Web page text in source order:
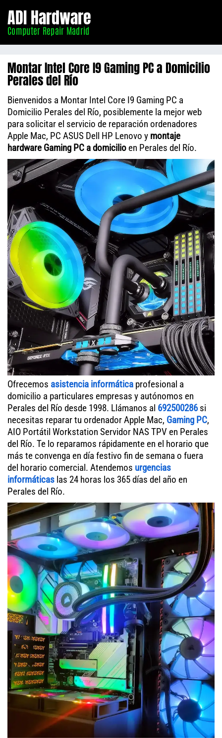
Madrid
ADI Hardware
Computer Repair Madrid
Montar Intel Core I9 Gaming PC a Domicilio
Perales del Río
Bienvenidos a Montar Intel Core I9 Gaming PC a
Domicilio Perales del Río, posiblemente la mejor web
para solicitar el servicio de reparación ordenadores
Apple Mac, PC ASUS Dell HP Lenovo y montaje
hardware Gaming PC a domicilio en Perales del Río.
Ofrecemos asistencia informática profesional a
domicilio a particulares empresas y autónomos en
Perales del Río desde 1998. Llámanos al 692500286si
necesitas reparar tu ordenador Apple Mac, Gaming PC,
AIO Portátil Workstation Servidor NAS TPV en Perales
del Río. Te lo reparamos rápidamente en el horario que
más te convenga en día festivo fin de semana o fuera
del horario comercial. Atendemos urgencias
informáticas las 24 horas los 365 días del año en
Perales del Río.